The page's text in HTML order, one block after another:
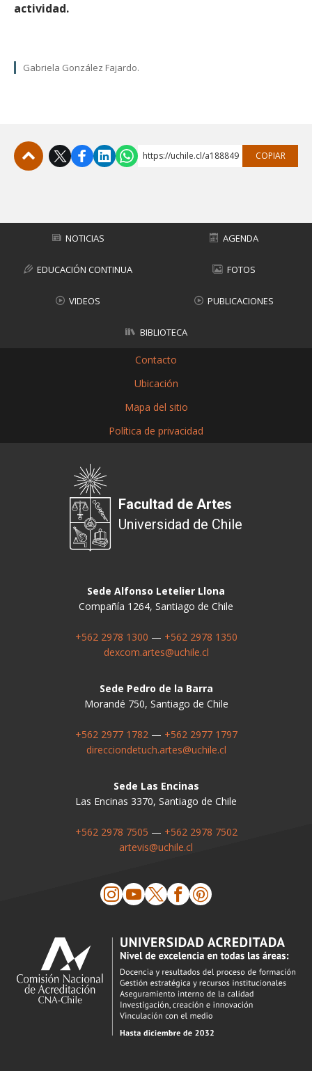
actividad.
Gabriela González Fajardo.
https://uchile.cl/a188849 COPIAR
NOTICIAS AGENDA
EDUCACIÓN CONTINUA FOTOS
VIDEOS PUBLICACIONES
BIBLIOTECA
Contacto
Ubicación
Mapa del sitio
Política de privacidad
Facultad de Artes
Universidad de Chile
Sede Alfonso Letelier Llona
Compañía 1264, Santiago de Chile
+562 2978 1300 — +562 2978 1350
dexcom.artes@uchile.cl
Sede Pedro de la Barra
Morandé 750, Santiago de Chile
+562 2977 1782— +562 2977 1797
direcciondetuch.artes@uchile.cl
Sede Las Encinas
Las Encinas 3370, Santiago de Chile
+562 2978 7505 — +562 2978 7502
artevis@uchile.cl